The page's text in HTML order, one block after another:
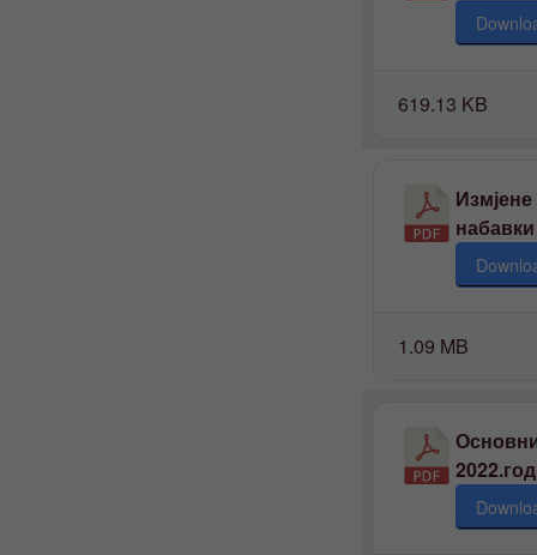
619.13 KB
1.09 MB